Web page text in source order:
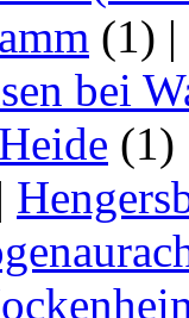
(1) |
bei
Heide (1)
|